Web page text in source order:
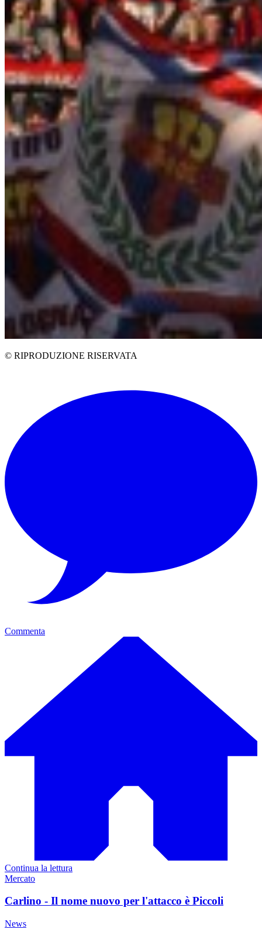
© RIPRODUZIONE RISERVATA
Commenta
Continua la lettura
Mercato
Carlino - Il nome nuovo per l'attacco è Piccoli
News